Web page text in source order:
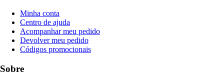
Minha conta
Centro de ajuda
Acompanhar meu pedido
Devolver meu pedido
Códigos promocionais
Sobre